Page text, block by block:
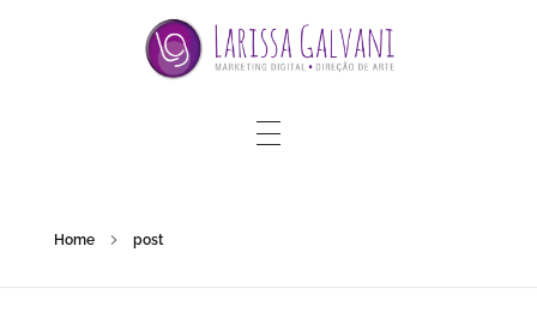
Home post